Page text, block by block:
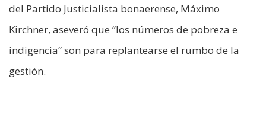
del Partido Justicialista bonaerense, Máximo
Kirchner, aseveró que “los números de pobreza e
indigencia” son para replantearse el rumbo de la
gestión.